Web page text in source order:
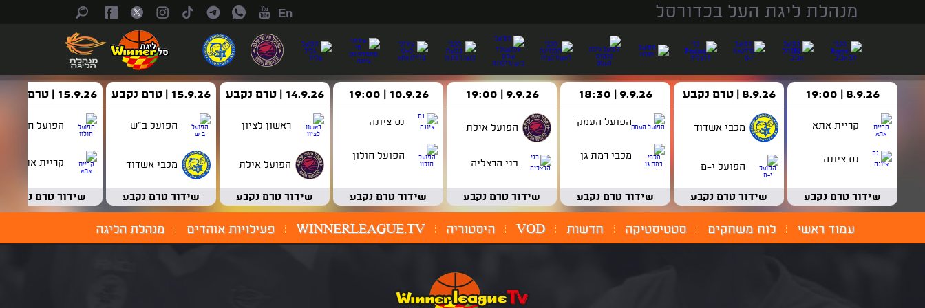
מנהלת ליגת העל בכדורסל En
8.9.26 | 19:00
קריית אתא
נס ציונה
שידור טרם נקבע
8.9.26 | טרם נקבע
מכבי אשדוד
הפועל י-ם
שידור טרם נקבע
9.9.26 | 18:30
הפועל העמק
מכבי רמת גן
שידור טרם נקבע
9.9.26 | 19:00
הפועל אילת
בני הרצליה
שידור טרם נקבע
10.9.26 | 19:00
נס ציונה
הפועל חולון
שידור טרם נקבע
14.9.26 | טרם נקבע
ראשון לציון
הפועל אילת
שידור טרם נקבע
15.9.26 | טרם נקבע
הפועל ב"ש
מכבי אשדוד
שידור טרם נקבע
15.9.26 | טרם נקבע
הפועל חולון
קריית אתא
שידור טרם נקבע
עמוד ראשי לוח משחקים סטטיסטיקה חדשות VOD היסטוריה WINNERLEAGUE.TV פעילויות אוהדים מנהלת הליגה